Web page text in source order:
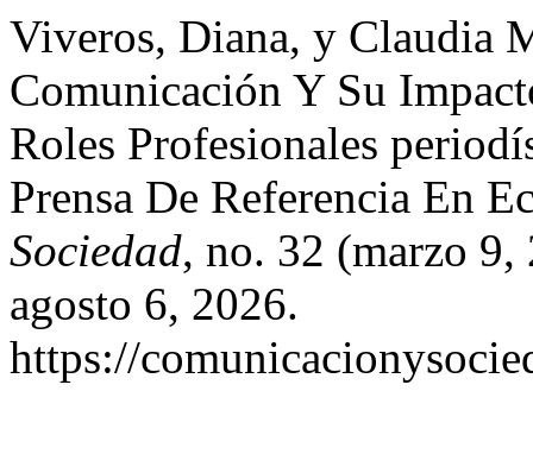
Viveros, Diana, y Claudia
Comunicación Y Su
Roles Profesionales
Prensa De Referencia En
Sociedad, no. 32 (marzo
agosto 6, 2026.
https://